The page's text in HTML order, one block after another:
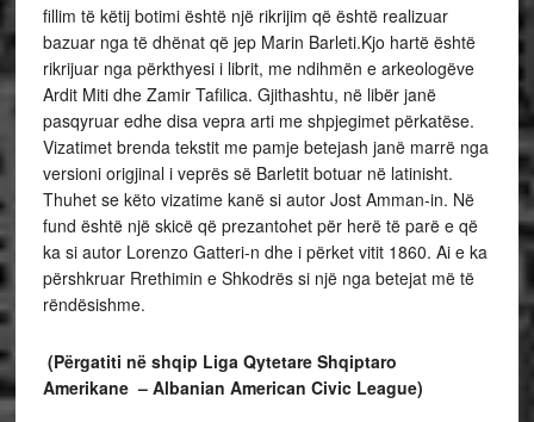
fillim të këtij botimi është një rikrijim që është realizuar
bazuar nga të dhënat që jep Marin Barleti.Kjo hartë është
rikrijuar nga përkthyesi i librit, me ndihmën e arkeologëve
Ardit Miti dhe Zamir Tafilica. Gjithashtu, në libër janë
pasqyruar edhe disa vepra arti me shpjegimet përkatëse.
Vizatimet brenda tekstit me pamje betejash janë marrë nga
versioni origjinal i veprës së Barletit botuar në latinisht.
Thuhet se këto vizatime kanë si autor Jost Amman-in. Në
fund është një skicë që prezantohet për herë të parë e që
ka si autor Lorenzo Gatteri-n dhe i përket vitit 1860. Ai e ka
përshkruar Rrethimin e Shkodrës si një nga betejat më të
rëndësishme.
(Përgatiti në shqip Liga Qytetare Shqiptaro
Amerikane – Albanian American Civic League)